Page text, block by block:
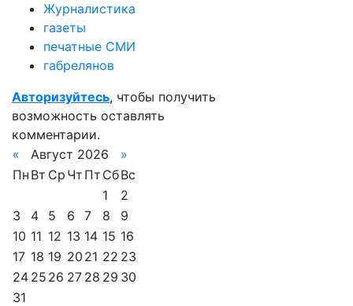
Журналистика
газеты
печатные СМИ
габрелянов
Авторизуйтесь, чтобы получить
возможность оставлять
комментарии.
«
Август 2026
»
Пн Вт Ср Чт Пт СбВс
1
2
3
4 5 6 7 8
9
10 11 12 13 14 15 16
17 18 19 20 21 22 23
24 25 26 27 28 29 30
31